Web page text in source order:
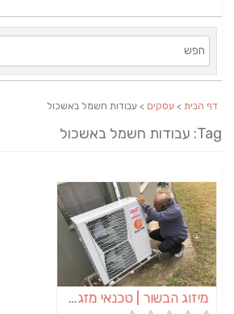
דף הבית>עסקים> עבודות חשמל באשכול
Tag: עבודות חשמל באשכול
מיזוג הבשור | טכנאי מזגנים | מתקין מזגנים | תיקון מזגנים